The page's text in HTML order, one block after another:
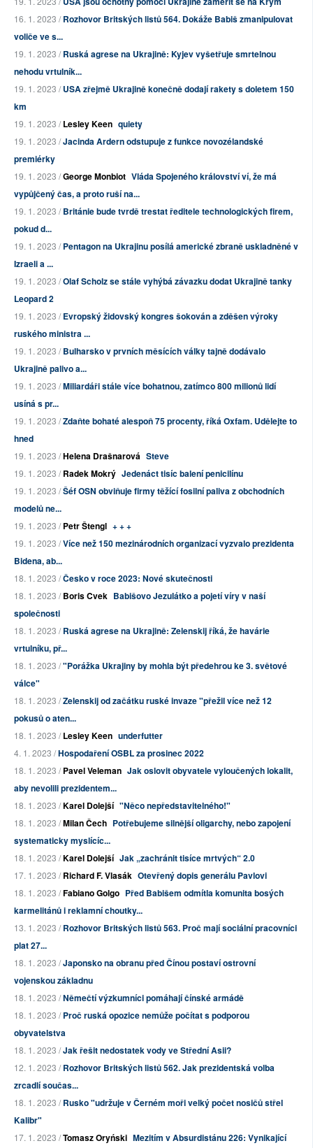
16. 1. 2023 /Rozhovor Britských listů 564. Dokáže Babiš zmanipulovat
voliče ve s...
19. 1. 2023 /Ruská agrese na Ukrajině: Kyjev vyšetřuje smrtelnou
nehodu vrtulník...
19. 1. 2023 /USA zřejmě Ukrajině konečně dodají rakety s doletem 150
km
19. 1. 2023 /Lesley Keen quiety
19. 1. 2023 /Jacinda Ardern odstupuje z funkce novozélandské
premiérky
19. 1. 2023 /George Monbiot Vláda Spojeného království ví, že má
vypůjčený čas, a proto ruší na...
19. 1. 2023 /Británie bude tvrdě trestat ředitele technologických firem,
pokud d...
19. 1. 2023 /Pentagon na Ukrajinu posílá americké zbraně uskladněné v
Izraeli a ...
19. 1. 2023 /Olaf Scholz se stále vyhýbá závazku dodat Ukrajině tanky
Leopard 2
19. 1. 2023 /Evropský židovský kongres šokován a zděšen výroky
ruského ministra ...
19. 1. 2023 /Bulharsko v prvních měsících války tajně dodávalo
Ukrajině palivo a...
19. 1. 2023 /Miliardáři stále více bohatnou, zatímco 800 milionů lidí
usíná s pr...
19. 1. 2023 /Zdaňte bohaté alespoň 75 procenty, říká Oxfam. Udělejte to
hned
19. 1. 2023 /Helena Drašnarová Steve
19. 1. 2023 /Radek Mokrý Jedenáct tisíc balení penicilínu
19. 1. 2023 /Šéf OSN obviňuje firmy těžící fosilní paliva z obchodních
modelů ne...
19. 1. 2023 /Petr Štengl + + +
19. 1. 2023 /Více než 150 mezinárodních organizací vyzvalo prezidenta
Bidena, ab...
18. 1. 2023 /Česko v roce 2023: Nové skutečnosti
18. 1. 2023 /Boris Cvek Babišovo Jezulátko a pojetí víry v naší
společnosti
18. 1. 2023 /Ruská agrese na Ukrajině: Zelenskij říká, že havárie
vrtulníku, př...
18. 1. 2023 /"Porážka Ukrajiny by mohla být předehrou ke 3. světové
válce"
18. 1. 2023 /Zelenskij od začátku ruské invaze "přežil více než 12
pokusů o aten...
18. 1. 2023 /Lesley Keen underfutter
4. 1. 2023 /Hospodaření OSBL za prosinec 2022
18. 1. 2023 /Pavel Veleman Jak oslovit obyvatele vyloučených lokalit,
aby nevolili prezidentem...
18. 1. 2023 /Karel Dolejší "Něco nepředstavitelného!"
18. 1. 2023 /Milan Čech Potřebujeme silnější oligarchy, nebo zapojení
systematicky myslícíc...
18. 1. 2023 /Karel Dolejší Jak „zachránit tisíce mrtvých“ 2.0
17. 1. 2023 /Richard F. Vlasák Otevřený dopis generálu Pavlovi
18. 1. 2023 /Fabiano Golgo Před Babišem odmítla komunita bosých
karmelitánů i reklamní choutky...
13. 1. 2023 /Rozhovor Britských listů 563. Proč mají sociální pracovníci
plat 27...
18. 1. 2023 /Japonsko na obranu před Čínou postaví ostrovní
vojenskou základnu
18. 1. 2023 /Němečtí výzkumníci pomáhají čínské armádě
18. 1. 2023 /Proč ruská opozice nemůže počítat s podporou
obyvatelstva
18. 1. 2023 /Jak řešit nedostatek vody ve Střední Asii?
12. 1. 2023 /Rozhovor Britských listů 562. Jak prezidentská volba
zrcadlí součas...
18. 1. 2023 /Rusko "udržuje v Černém moři velký počet nosičů střel
Kalibr"
17. 1. 2023 /Tomasz Oryński Mezitím v Absurdistánu 226: Vynikající